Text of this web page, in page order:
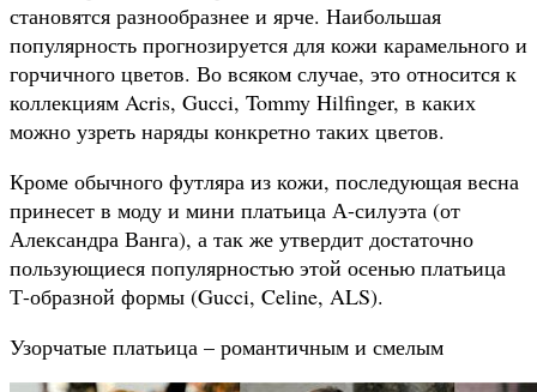
становятся разнообразнее и ярче. Наибольшая
популярность прогнозируется для кожи карамельного и
горчичного цветов. Во всяком случае, это относится к
коллекциям Acris, Gucci, Tommy Hilfinger, в каких
можно узреть наряды конкретно таких цветов.
Кроме обычного футляра из кожи, последующая весна
принесет в моду и мини платьица А-силуэта (от
Александра Ванга), а так же утвердит достаточно
пользующиеся популярностью этой осенью платьица
Т-образной формы (Gucci, Celine, ALS).
Узорчатые платьица – романтичным и смелым